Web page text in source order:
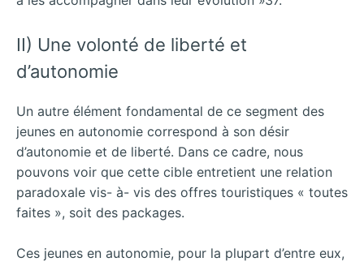
II) Une volonté de liberté et
d’autonomie
Un autre élément fondamental de ce segment des
jeunes en autonomie correspond à son désir
d’autonomie et de liberté. Dans ce cadre, nous
pouvons voir que cette cible entretient une relation
paradoxale vis- à- vis des offres touristiques « toutes
faites », soit des packages.
Ces jeunes en autonomie, pour la plupart d’entre eux,